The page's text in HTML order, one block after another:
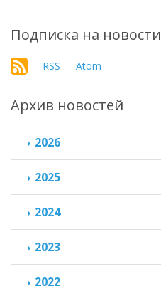
Подписка на новости
RSS Atom
Архив новостей
2026
2025
2024
2023
2022